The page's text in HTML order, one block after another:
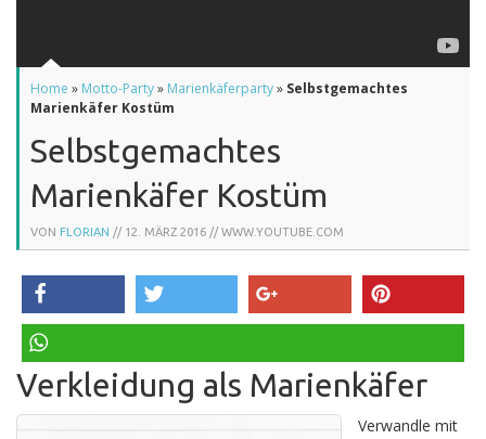
Home » Motto-Party» Marienkäferparty» Selbstgemachtes
Marienkäfer Kostüm
Selbstgemachtes
Marienkäfer Kostüm
VON FLORIAN // 12. MÄRZ 2016 // WWW.YOUTUBE.COM
teilen
teilen
Verkleidung als Marienkäfer
Verwandle mit